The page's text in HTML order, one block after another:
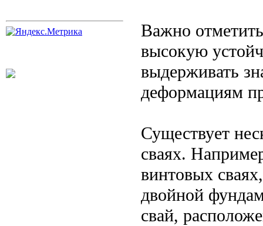
Важно
высокую
выдерживать
деформациям
Существует
сваях.
винтовых
двойной
свай,